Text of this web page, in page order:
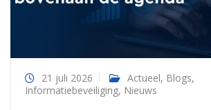
21 juli 2026 Actueel, Blogs,
Informatiebeveiliging, Nieuws